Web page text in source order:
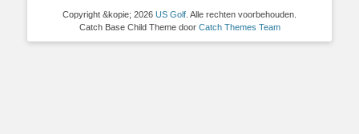
Copyright &kopie; 2026 US Golf . Alle rechten voorbehouden.
Catch Base Child Theme door Catch Themes Team